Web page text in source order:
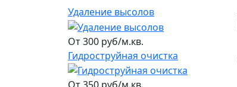
Удаление высолов
От 300 руб/м.кв.
Гидроструйная очистка